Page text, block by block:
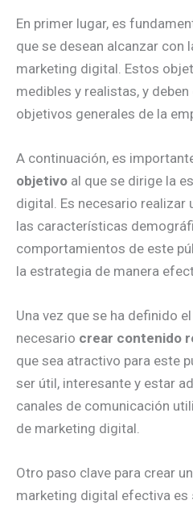
En primer lugar, es
que se desean alcanzar con
marketing digital. Estos
medibles y realistas, y
objetivos generales de la
A continuación, es
objetivo al que se dirige la
digital. Es necesario realizar
las características
comportamientos de este
la estrategia de manera
Una vez que se ha definido
necesario crear contenido
que sea atractivo para este
ser útil, interesante y estar
canales de comunicación
de marketing digital.
Otro paso clave para crear
marketing digital efectiva es